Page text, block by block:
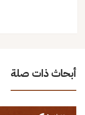
أبحاث ذات صلة